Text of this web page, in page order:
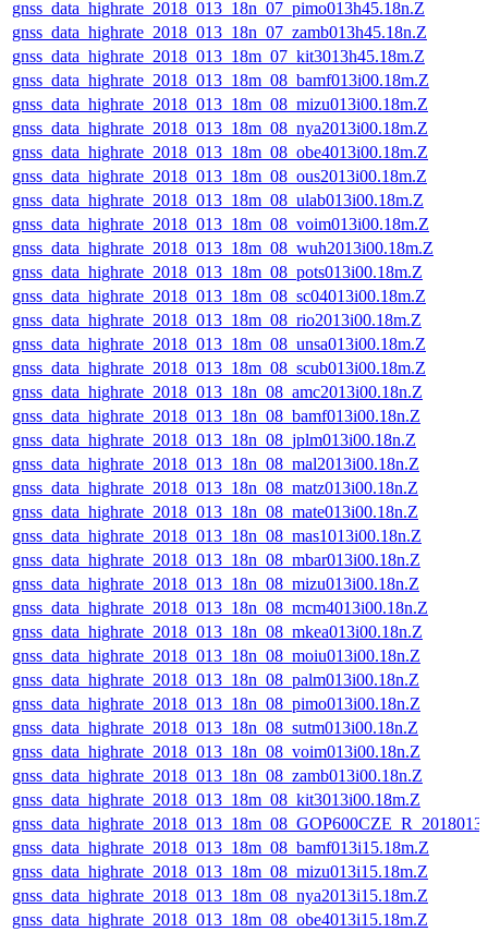
gnss_data_highrate_2018_013_18n_07_pimo013h45.18n.Z
gnss_data_highrate_2018_013_18n_07_zamb013h45.18n.Z
gnss_data_highrate_2018_013_18m_07_kit3013h45.18m.Z
gnss_data_highrate_2018_013_18m_08_bamf013i00.18m.Z
gnss_data_highrate_2018_013_18m_08_mizu013i00.18m.Z
gnss_data_highrate_2018_013_18m_08_nya2013i00.18m.Z
gnss_data_highrate_2018_013_18m_08_obe4013i00.18m.Z
gnss_data_highrate_2018_013_18m_08_ous2013i00.18m.Z
gnss_data_highrate_2018_013_18m_08_ulab013i00.18m.Z
gnss_data_highrate_2018_013_18m_08_voim013i00.18m.Z
gnss_data_highrate_2018_013_18m_08_wuh2013i00.18m.Z
gnss_data_highrate_2018_013_18m_08_pots013i00.18m.Z
gnss_data_highrate_2018_013_18m_08_sc04013i00.18m.Z
gnss_data_highrate_2018_013_18m_08_rio2013i00.18m.Z
gnss_data_highrate_2018_013_18m_08_unsa013i00.18m.Z
gnss_data_highrate_2018_013_18m_08_scub013i00.18m.Z
gnss_data_highrate_2018_013_18n_08_amc2013i00.18n.Z
gnss_data_highrate_2018_013_18n_08_bamf013i00.18n.Z
gnss_data_highrate_2018_013_18n_08_jplm013i00.18n.Z
gnss_data_highrate_2018_013_18n_08_mal2013i00.18n.Z
gnss_data_highrate_2018_013_18n_08_matz013i00.18n.Z
gnss_data_highrate_2018_013_18n_08_mate013i00.18n.Z
gnss_data_highrate_2018_013_18n_08_mas1013i00.18n.Z
gnss_data_highrate_2018_013_18n_08_mbar013i00.18n.Z
gnss_data_highrate_2018_013_18n_08_mizu013i00.18n.Z
gnss_data_highrate_2018_013_18n_08_mcm4013i00.18n.Z
gnss_data_highrate_2018_013_18n_08_mkea013i00.18n.Z
gnss_data_highrate_2018_013_18n_08_moiu013i00.18n.Z
gnss_data_highrate_2018_013_18n_08_palm013i00.18n.Z
gnss_data_highrate_2018_013_18n_08_pimo013i00.18n.Z
gnss_data_highrate_2018_013_18n_08_sutm013i00.18n.Z
gnss_data_highrate_2018_013_18n_08_voim013i00.18n.Z
gnss_data_highrate_2018_013_18n_08_zamb013i00.18n.Z
gnss_data_highrate_2018_013_18m_08_kit3013i00.18m.Z
gnss_data_highrate_2018_013_18m_08_bamf013i15.18m.Z
gnss_data_highrate_2018_013_18m_08_mizu013i15.18m.Z
gnss_data_highrate_2018_013_18m_08_nya2013i15.18m.Z
gnss_data_highrate_2018_013_18m_08_obe4013i15.18m.Z